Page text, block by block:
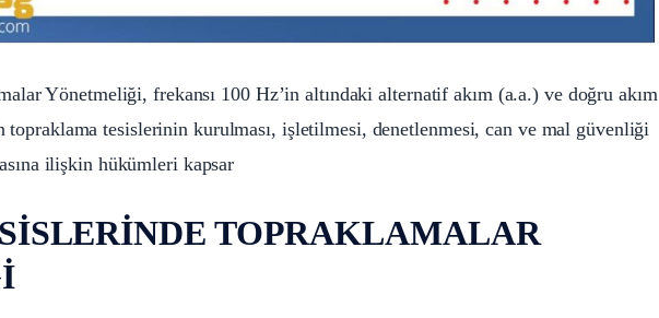
Yönetmeliği, frekansı 100 Hz’in altındaki alternatif akım (a.a.) ve doğru akım
tesislerinin kurulması, işletilmesi, denetlenmesi, can ve mal güvenliği
ilişkin hükümleri kapsar
TOPRAKLAMALAR